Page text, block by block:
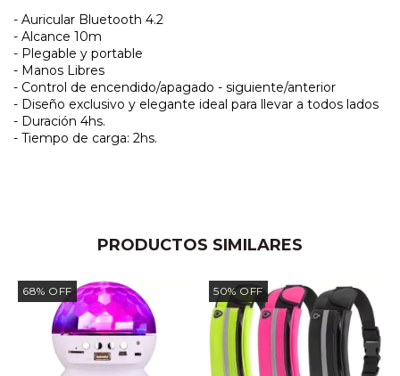
- Auricular Bluetooth 4.2
- Alcance 10m
- Plegable y portable
- Manos Libres
- Control de encendido/apagado - siguiente/anterior
- Diseño exclusivo y elegante ideal para llevar a todos lados
- Duración 4hs.
- Tiempo de carga: 2hs.
PRODUCTOS SIMILARES
68% OFF 50% OFF